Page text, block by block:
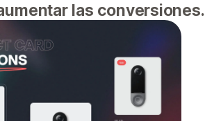
las conversiones.